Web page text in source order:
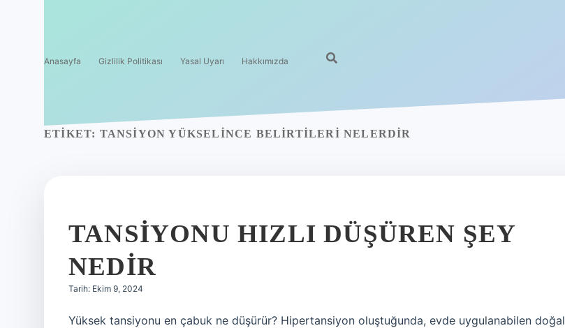
Anasayfa Gizlilik Politikası Yasal Uyarı Hakkımızda
ETIKET: TANSIYON YÜKSELINCE BELIRTILERI NELERDIR
TANSIYONU HIZLI DÜŞÜREN ŞEY
NEDIR
Tarih: Ekim 9, 2024
Yüksek tansiyonu en çabuk ne düşürür? Hipertansiyon oluştuğunda, evde uygulanabilen doğal